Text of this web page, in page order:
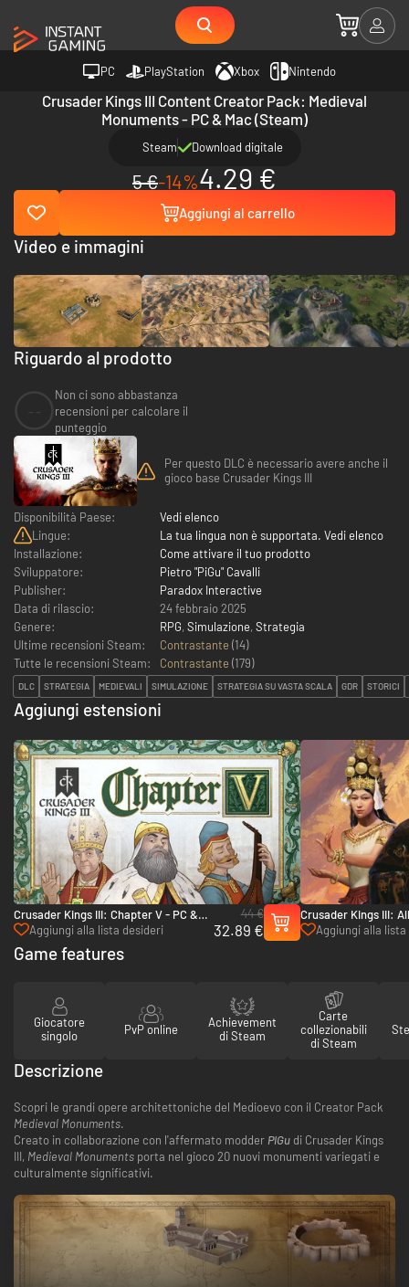
PC PlayStation Xbox Nintendo
Crusader Kings III Content Creator Pack: Medieval
Monuments - PC & Mac (Steam)
Steam Download digitale
5 €-14%4.29 €
Aggiungi al carrello
Riguardo al prodotto
Non ci sono abbastanza
recensioni per calcolare il
punteggio
Per questo DLC è necessario avere anche il
gioco base Crusader Kings III
Disponibilità Paese:
Vedi elenco
Lingue:
La tua lingua non è supportata. Vedi elenco
Installazione:
Come attivare il tuo prodotto
Sviluppatore:
Pietro "PiGu" Cavalli
Publisher:
Paradox Interactive
Data di rilascio:
24 febbraio 2025
Genere:
RPG, Simulazione, Strategia
Ultime recensioni Steam:
Contrastante (14)
Tutte le recensioni Steam:
Contrastante (179)
DLC STRATEGIA MEDIEVALI SIMULAZIONE STRATEGIA SU VASTA SCALA GDR STORICI
Aggiungi estensioni
Crusader Kings III: Chapter V - PC &
Mac (Steam)
Aggiungi alla lista desideri
44 €
32.89 €
Crusader Kings III:
PC & Mac (Steam)
Aggiungi alla lista
Video e immagini
Game features
Giocatore
singolo
PvP online
Achievement
di Steam
Carte
collezionabili
di Steam
Descrizione
Scopri le grandi opere architettoniche del Medioevo con il Creator Pack
Medieval Monuments.
Creato in collaborazione con l'affermato modder PiGu di Crusader Kings
III, Medieval Monuments porta nel gioco 20 nuovi monumenti variegati e
culturalmente significativi.